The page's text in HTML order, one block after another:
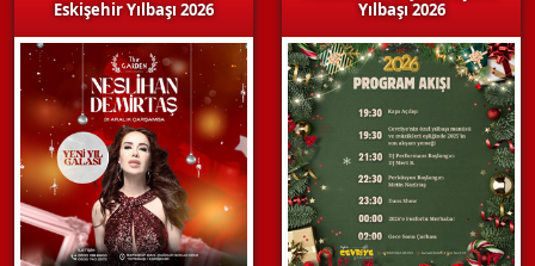
Eskişehir Yılbaşı 2026
Yılbaşı 2026